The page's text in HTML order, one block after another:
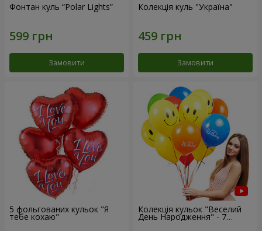
Фонтан куль “Polar Lights”
Замовити
Колекція куль "Україна"
Замовити
5 фольгованих кульок "Я
тебе кохаю"
Колекція кульок "Веселий
День Народження" - 7
кульок